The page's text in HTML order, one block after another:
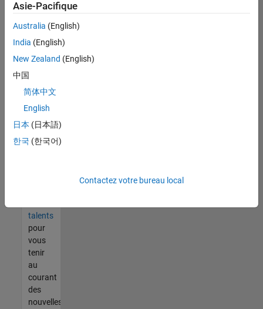
d'emploi.
malgré
tout
vous
trouvez
pas
d'offre
corresponde
à vos
talents
pour
vous
tenir
au
courant
des
nouvelles
Asie-Pacifique
Australia (English)
India (English)
New Zealand (English)
中国
简体中文
English
日本 (日本語)
한국 (한국어)
Contactez votre bureau local